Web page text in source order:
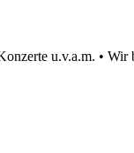
u.v.a.m. •